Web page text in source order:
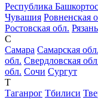
Республика
Чувашия Ровненская
Ростовская обл. Рязань
С
Самара Самарская обл.
обл. Свердловская
обл. Сочи Сургут
Т
Таганрог Тбилиси